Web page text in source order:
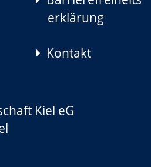
erklärung
Kontakt
Kiel eG